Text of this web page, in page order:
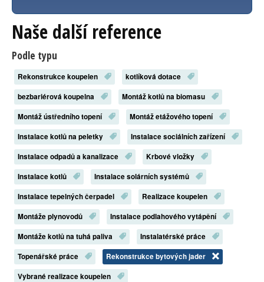
Naše další reference
Podle typu
Rekonstrukce koupelen
kotlíková dotace
bezbariérová koupelna
Montáž kotlů na biomasu
Montáž ústředního topení
Montáž etážového topení
Instalace kotlů na peletky
Instalace sociálních zařízení
Instalace odpadů a kanalizace
Krbové vložky
Instalace kotlů
Instalace solárních systémů
Instalace tepelných čerpadel
Realizace koupelen
Montáže plynovodů
Instalace podlahového vytápění
Montáže kotlů na tuhá paliva
Instalatérské práce
Topenářské práce
Rekonstrukce bytových jader
Vybrané realizace koupelen